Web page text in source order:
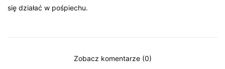
się działać w pośpiechu.
Zobacz komentarze (0)